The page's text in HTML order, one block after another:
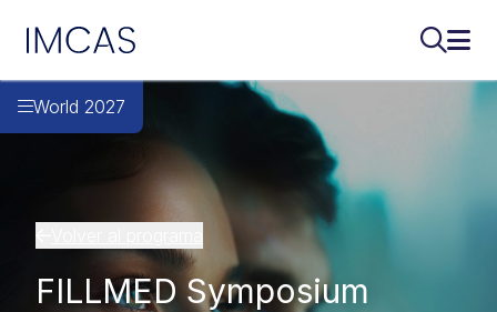
IMCAS
World 2027
FILLMED Symposium